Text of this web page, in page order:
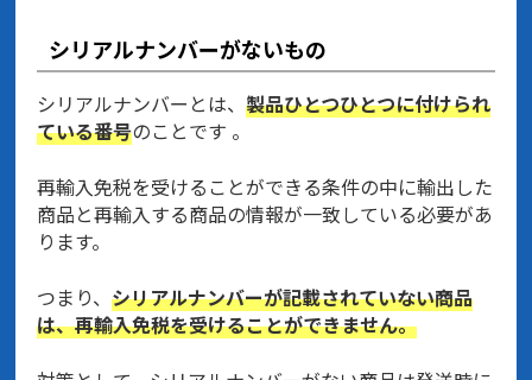
シリアルナンバーがないもの
シリアルナンバーとは、製品ひとつひとつに付けられ
ている番号のことです 。
再輸入免税を受けることができる条件の中に輸出した
商品と再輸入する商品の情報が一致している必要があ
ります。
つまり、シリアルナンバーが記載されていない商品
は、再輸入免税を受けることができません。